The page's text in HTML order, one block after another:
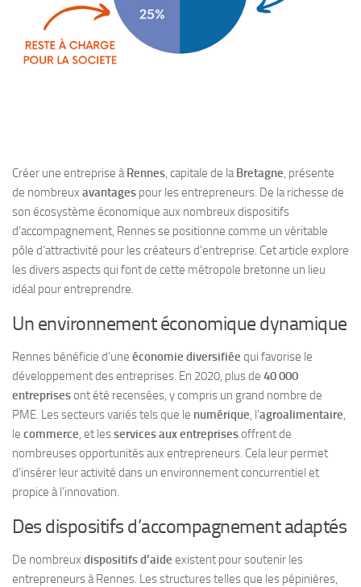
Créer une entreprise àRennes, capitale de laBretagne, présente
de nombreux avantages pour les entrepreneurs. De la richesse de
son écosystème économique aux nombreux dispositifs
d’accompagnement, Rennes se positionne comme un véritable
pôle d’attractivité pour les créateurs d’entreprise. Cet article explore
les divers aspects qui font de cette métropole bretonne un lieu
idéal pour entreprendre.
Un environnement économique dynamique
Rennes bénéficie d’une économie diversifiée qui favorise le
développement des entreprises. En 2020, plus de 40 000
entreprisesont été recensées, y compris un grand nombre de
PME. Les secteurs variés tels que le numérique, l’agroalimentaire,
le commerce, et lesservices aux entreprisesoffrent de
nombreuses opportunités aux entrepreneurs. Cela leur permet
d’insérer leur activité dans un environnement concurrentiel et
propice à l’innovation.
Des dispositifs d’accompagnement adaptés
De nombreux dispositifs d’aide existent pour soutenir les
entrepreneurs à Rennes. Les structures telles que les pépinières,